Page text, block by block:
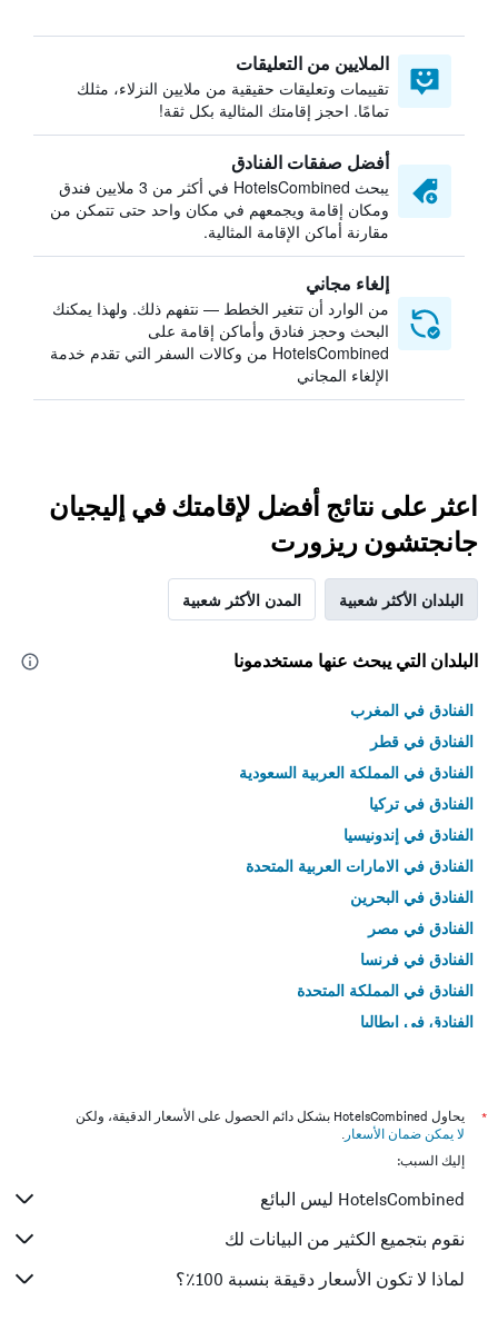
الملايين من التعليقات
تقييمات وتعليقات حقيقية من ملايين النزلاء، مثلك
تمامًا. احجز إقامتك المثالية بكل ثقة!
أفضل صفقات الفنادق
يبحث HotelsCombined في أكثر من 3 ملايين فندق
ومكان إقامة ويجمعهم في مكان واحد حتى تتمكن من
مقارنة أماكن الإقامة المثالية.
إلغاء مجاني
من الوارد أن تتغير الخطط — نتفهم ذلك. ولهذا يمكنك
البحث وحجز فنادق وأماكن إقامة على
HotelsCombined من وكالات السفر التي تقدم خدمة
الإلغاء المجاني
اعثر على نتائج أفضل لإقامتك في إليجيان
جانجتشون ريزورت
البلدان الأكثر شعبية المدن الأكثر شعبية
البلدان التي يبحث عنها مستخدمونا
الفنادق في المغرب
الفنادق في قطر
الفنادق في المملكة العربية السعودية
الفنادق في تركيا
الفنادق في إندونيسيا
الفنادق في الامارات العربية المتحدة
الفنادق في البحرين
الفنادق في مصر
الفنادق في فرنسا
الفنادق في المملكة المتحدة
الفنادق في إيطاليا
*
يحاول HotelsCombined بشكل دائم الحصول على الأسعار الدقيقة، ولكن
لا يمكن ضمان الأسعار .
إليك السبب:
HotelsCombined ليس البائع
نقوم بتجميع الكثير من البيانات لك
لماذا لا تكون الأسعار دقيقة بنسبة 100٪؟